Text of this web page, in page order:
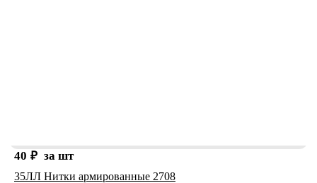
40 ₽ за шт
35ЛЛ Нитки армированные 2708